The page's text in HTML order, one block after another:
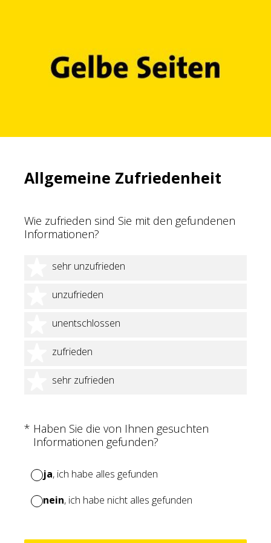
Allgemeine Zufriedenheit
Wie zufrieden sind Sie mit den gefundenen
Informationen?
sehr unzufrieden
1 Stern
unzufrieden
2 Sterne
unentschlossen
3 Sterne
zufrieden
4 Sterne
sehr zufrieden
5 Sterne
* Haben Sie die von Ihnen gesuchten
Informationen gefunden?
(Erforderlich.)
ja, ich habe alles gefunden
nein, ich habe nicht alles gefunden